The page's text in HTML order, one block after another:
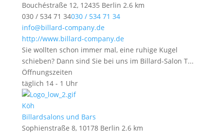
Bouchéstraße 12, 12435 Berlin 2.6 km
030 / 534 71 34030 / 534 71 34
info@billard-company.de
http://www.billard-company.de
Sie wollten schon immer mal, eine ruhige Kugel
schieben? Dann sind Sie bei uns im Billard-Salon T...
Öffnungszeiten
täglich 14 - 1 Uhr
Köh
Billardsalons und Bars
Sophienstraße 8, 10178 Berlin 2.6 km